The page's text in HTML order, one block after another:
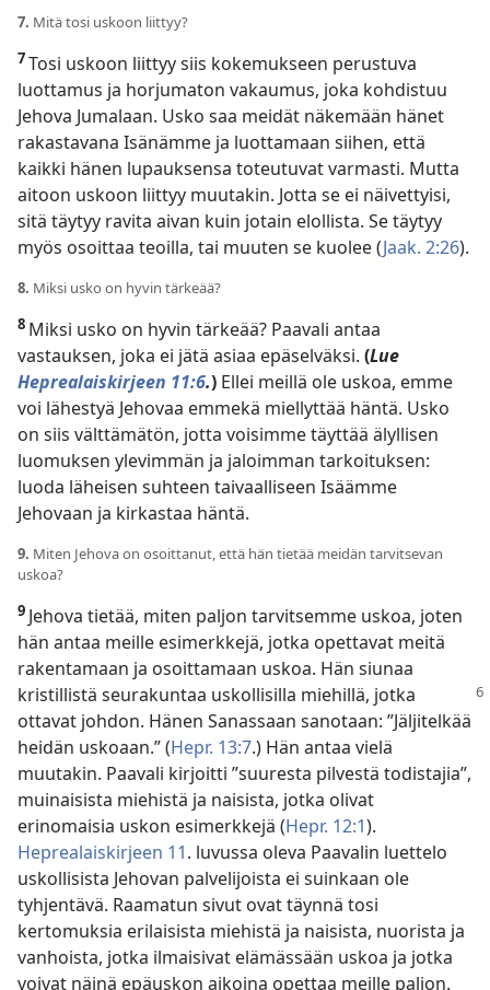
7. Mitä tosi uskoon liittyy?
7Tosi uskoon liittyy siis kokemukseen perustuva
luottamus ja horjumaton vakaumus, joka kohdistuu
Jehova Jumalaan. Usko saa meidät näkemään hänet
rakastavana Isänämme ja luottamaan siihen, että
kaikki hänen lupauksensa toteutuvat varmasti. Mutta
aitoon uskoon liittyy muutakin. Jotta se ei näivettyisi,
sitä täytyy ravita aivan kuin jotain elollista. Se täytyy
myös osoittaa teoilla, tai muuten se kuolee (Jaak. 2:26).
8. Miksi usko on hyvin tärkeää?
8 Miksi usko on hyvin tärkeää? Paavali antaa
vastauksen, joka ei jätä asiaa epäselväksi. (Lue
Heprealaiskirjeen 11:6.) Ellei meillä ole uskoa, emme
voi lähestyä Jehovaa emmekä miellyttää häntä. Usko
on siis välttämätön, jotta voisimme täyttää älyllisen
luomuksen ylevimmän ja jaloimman tarkoituksen:
luoda läheisen suhteen taivaalliseen Isäämme
Jehovaan ja kirkastaa häntä.
9. Miten Jehova on osoittanut, että hän tietää meidän tarvitsevan
uskoa?
9 Jehova tietää, miten paljon tarvitsemme uskoa, joten
hän antaa meille esimerkkejä, jotka opettavat meitä
rakentamaan ja osoittamaan uskoa. Hän siunaa
kristillistä seurakuntaa uskollisilla miehillä, jotka
ottavat johdon. Hänen Sanassaan sanotaan: ”Jäljitelkää
heidän uskoaan.” (Hepr. 13:7.) Hän antaa vielä
muutakin. Paavali kirjoitti ”suuresta pilvestä todistajia”,
muinaisista miehistä ja naisista, jotka olivat
erinomaisia uskon esimerkkejä (Hepr. 12:1).
Heprealaiskirjeen 11. luvussa oleva Paavalin luettelo
uskollisista Jehovan palvelijoista ei suinkaan ole
tyhjentävä. Raamatun sivut ovat täynnä tosi
kertomuksia erilaisista miehistä ja naisista, nuorista ja
vanhoista, jotka ilmaisivat elämässään uskoa ja jotka
voivat näinä epäuskon aikoina opettaa meille paljon.